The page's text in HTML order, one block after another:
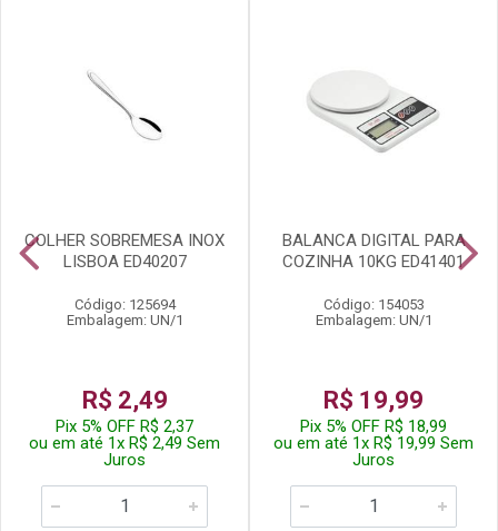
COLHER SOBREMESA INOX
LISBOA ED40207
Código: 125694
Embalagem: UN/1
R$ 2,49
Pix 5% OFF R$ 2,37
ou em até 1x R$ 2,49 Sem
Juros
BALANCA DIGITAL PARA
COZINHA 10KG ED41401
Código: 154053
Embalagem: UN/1
R$ 19,99
Pix 5% OFF R$ 18,99
ou em até 1x R$ 19,99 Sem
Juros